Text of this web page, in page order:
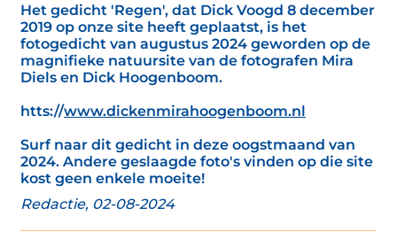
Het gedicht 'Regen', dat Dick Voogd 8 december
2019 op onze site heeft geplaatst, is het
fotogedicht van augustus 2024 geworden op de
magnifieke natuursite van de fotografen Mira
Diels en Dick Hoogenboom.
htts://www.dickenmirahoogenboom.nl
Surf naar dit gedicht in deze oogstmaand van
2024. Andere geslaagde foto's vinden op die site
kost geen enkele moeite!
Redactie, 02-08-2024